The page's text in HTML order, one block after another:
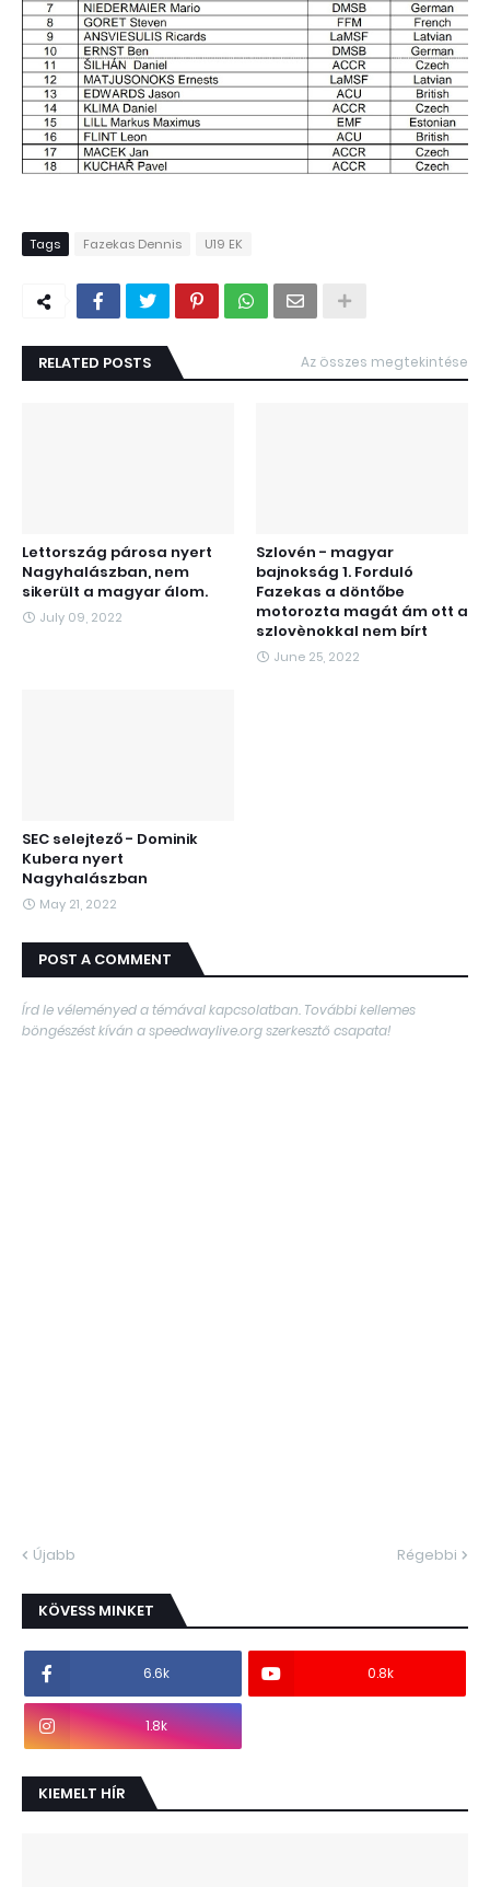
Tags Fazekas Dennis U19 EK
RELATED POSTS Az összes megtekintése
Lettország párosa nyert
Nagyhalászban, nem
sikerült a magyar álom.
July 09, 2022
Szlovén - magyar
bajnokság 1. Forduló
Fazekas a döntőbe
motorozta magát ám ott a
szlovènokkal nem bírt
June 25, 2022
SEC selejtező - Dominik
Kubera nyert
Nagyhalászban
May 21, 2022
POST A COMMENT
Írd le véleményed a témával kapcsolatban. További kellemes
böngészést kíván a speedwaylive.org szerkesztő csapata!
Újabb Régebbi
KÖVESS MINKET
6.6k 0.8k
1.8k
KIEMELT HÍR